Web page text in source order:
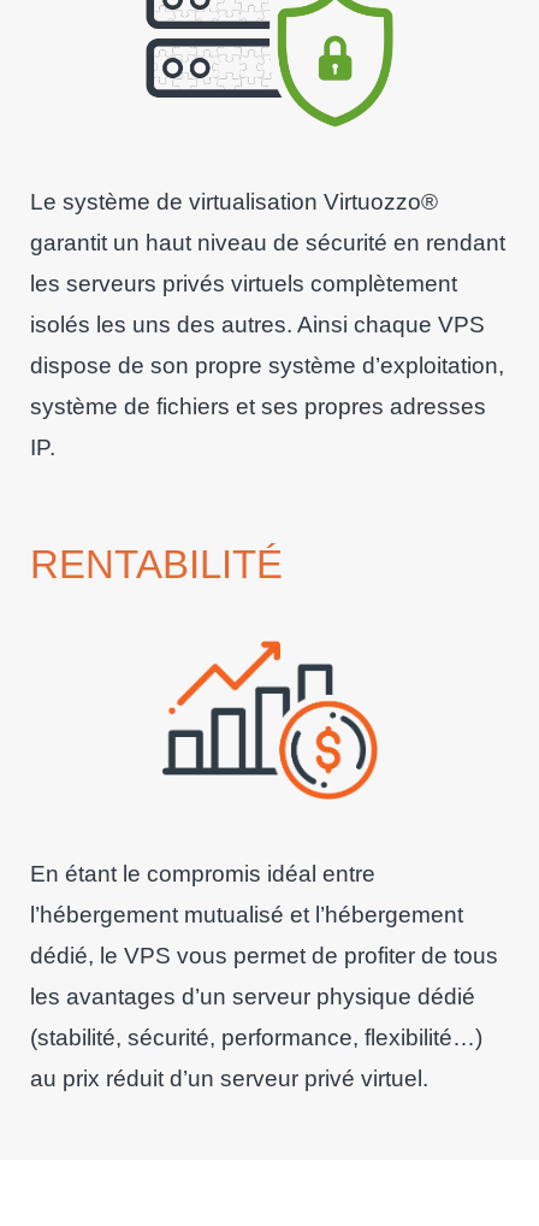
Le système de virtualisation Virtuozzo®
garantit un haut niveau de sécurité en rendant
les serveurs privés virtuels complètement
isolés les uns des autres. Ainsi chaque VPS
dispose de son propre système d’exploitation,
système de fichiers et ses propres adresses
IP.
RENTABILITÉ
En étant le compromis idéal entre
l’hébergement mutualisé et l’hébergement
dédié, le VPS vous permet de profiter de tous
les avantages d’un serveur physique dédié
(stabilité, sécurité, performance, flexibilité…)
au prix réduit d’un serveur privé virtuel.